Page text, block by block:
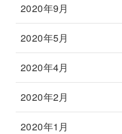
2020年9月
2020年5月
2020年4月
2020年2月
2020年1月